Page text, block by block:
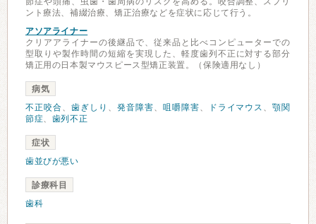
ント療法、補綴治療、矯正治療などを症状に応じて行う。
アソアライナー
クリアアライナーの後継品で、従来品と比べコンピューターでの
型取りや製作時間の短縮を実現した、軽度歯列不正に対する部分
矯正用の日本製マウスピース型矯正装置。（保険適用なし）
病気
不正咬合、 歯ぎしり 、 発音障害、 咀嚼障害、 ドライマウス 、顎関
節症、 歯列不正
症状
歯並びが悪い
診療科目
歯科